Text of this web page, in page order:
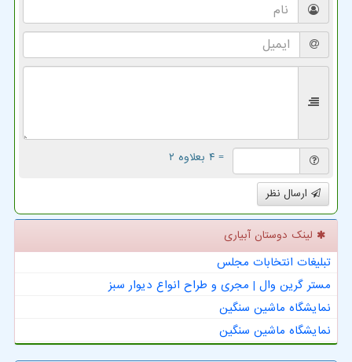
= ۴ بعلاوه ۲
ارسال نظر
لینک دوستان آبیاری
تبلیغات انتخابات مجلس
مستر گرین وال | مجری و طراح انواع دیوار سبز
نمایشگاه ماشین سنگین
نمایشگاه ماشین سنگین